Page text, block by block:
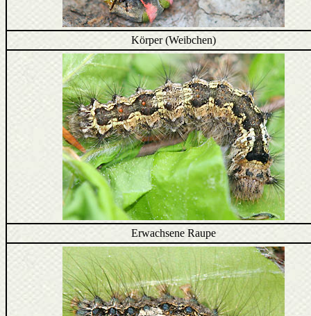
Körper (Weibchen)
Erwachsene Raupe